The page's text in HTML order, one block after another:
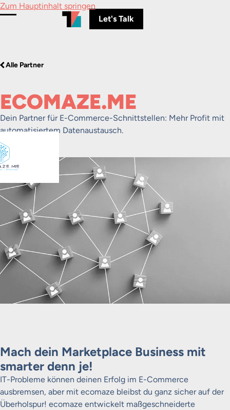
Zum Hauptinhalt springen
Menü umschalten
Let's Talk
Alle Partner
ECOMAZE.ME
Dein Partner für E-Commerce-Schnittstellen: Mehr Profit mit
automatisiertem Datenaustausch.
Mach dein Marketplace Business mit
smarter denn je!
IT-Probleme können deinen Erfolg im E-Commerce
ausbremsen, aber mit ecomaze bleibst du ganz sicher auf der
Überholspur! ecomaze entwickelt maßgeschneiderte